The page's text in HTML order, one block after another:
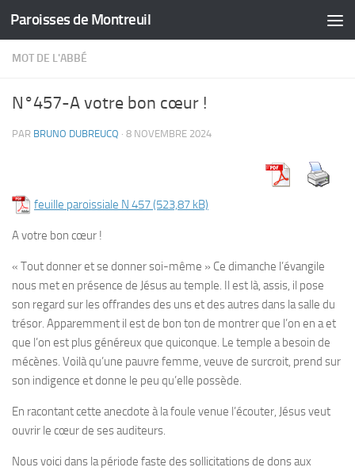
Skip to content
Paroisses de Montreuil
MOT DE L'ABBÉ
N°457-A votre bon cœur !
PAR BRUNO DUBREUCQ · 8 NOVEMBRE 2024
feuille paroissiale N 457
A votre bon cœur !
« Tout donner et se donner soi-même » Ce dimanche l’évangile
nous met en présence de Jésus au temple. Il est là, assis, il pose
son regard sur les offrandes des uns et des autres dans la salle du
trésor. Apparemment il est de bon ton de montrer que l’on en a et
que l’on est plus généreux que quiconque. Le temple a besoin de
mécènes. Voilà qu’une pauvre femme, veuve de surcroit, prend sur
son indigence et donne le peu qu’elle possède.
En racontant cette anecdote à la foule venue l’écouter, Jésus veut
ouvrir le cœur de ses auditeurs.
Nous voici dans la période faste des sollicitations de dons aux